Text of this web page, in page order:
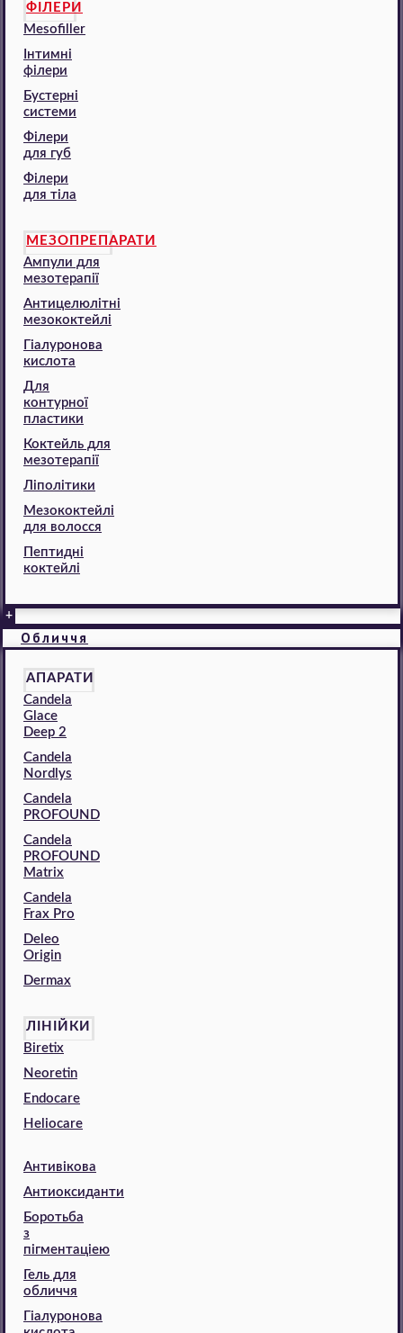
ФІЛЕРИ
Mesofiller
Інтимні
філери
Бустерні
системи
Філери
для губ
Філери
для тіла
МЕЗОПРЕПАРАТИ
Ампули для
мезотерапії
Антицелюлітні
мезококтейлі
Гіалуронова
кислота
Для
контурної
пластики
Коктейль для
мезотерапії
Ліполітики
Мезококтейлі
для волосся
Пептидні
коктейлі
+
Обличчя
АПАРАТИ
Candela
Glace
Deep 2
Candela
Nordlys
Candela
PROFOUND
Candela
PROFOUND
Matrix
Candela
Frax Pro
Deleo
Origin
Dermax
ЛІНІЙКИ
Biretix
Neoretin
Endocare
Heliocare
Антивікова
Антиоксиданти
Боротьба
з
пігментаціею
Гель для
обличчя
Гіалуронова